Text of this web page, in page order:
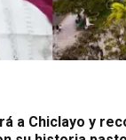
a Chiclayo y